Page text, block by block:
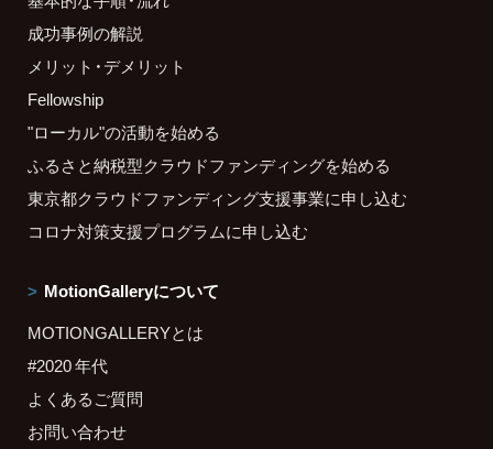
成功事例の解説
メリット・デメリット
Fellowship
"ローカル"の活動を始める
ふるさと納税型クラウドファンディングを始める
東京都クラウドファンディング支援事業に申し込む
コロナ対策支援プログラムに申し込む
MotionGalleryについて
MOTIONGALLERYとは
#2020 年代
よくあるご質問
お問い合わせ